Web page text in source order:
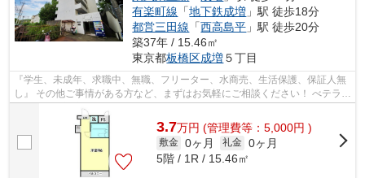
有楽町線 「地下鉄成増 」駅 徒歩18分
都営三田線 「西高島平 」駅 徒歩20分
築37年 / 15.46㎡
東京都板橋区成増５丁目
『学生、未成年、求職中、無職、フリーター、水商売、生活保護、保証人無
し』 その他ご事情がある方など、まずはお気軽にご相談ください！ べテラン
スタッフが対応致しますのでご希望...
3.7万円 (管理費等：5,000円 )
敷金 0ヶ月 礼金 0ヶ月
5階 / 1R / 15.46㎡